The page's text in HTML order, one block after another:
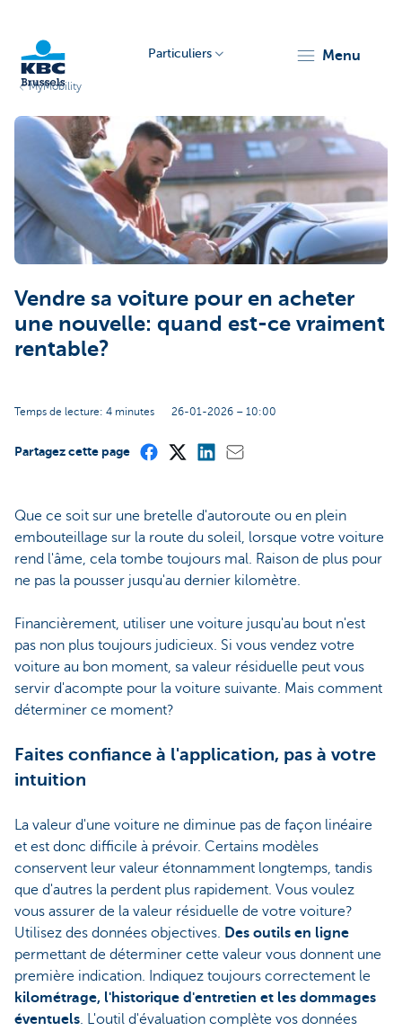
Brussels
Particuliers menu
MyMobility
Vendre sa voiture pour en acheter
une nouvelle: quand est-ce vraiment
rentable?
Temps de lecture: 4 minutes 26-01-2026 – 10:00
Partagez cette page
Que ce soit sur une bretelle d'autoroute ou en plein
embouteillage sur la route du soleil, lorsque votre voiture
rend l'âme, cela tombe toujours mal. Raison de plus pour
ne pas la pousser jusqu'au dernier kilomètre.
Financièrement, utiliser une voiture jusqu'au bout n'est
pas non plus toujours judicieux. Si vous vendez votre
voiture au bon moment, sa valeur résiduelle peut vous
servir d'acompte pour la voiture suivante. Mais comment
déterminer ce moment?
Faites confiance à l'application, pas à votre
intuition
La valeur d'une voiture ne diminue pas de façon linéaire
et est donc difficile à prévoir. Certains modèles
conservent leur valeur étonnamment longtemps, tandis
que d'autres la perdent plus rapidement. Vous voulez
vous assurer de la valeur résiduelle de votre voiture?
Utilisez des données objectives. Des outils en ligne
permettant de déterminer cette valeur vous donnent une
première indication. Indiquez toujours correctement le
kilométrage, l'historique d'entretien et les dommages
éventuels. L'outil d'évaluation complète vos données